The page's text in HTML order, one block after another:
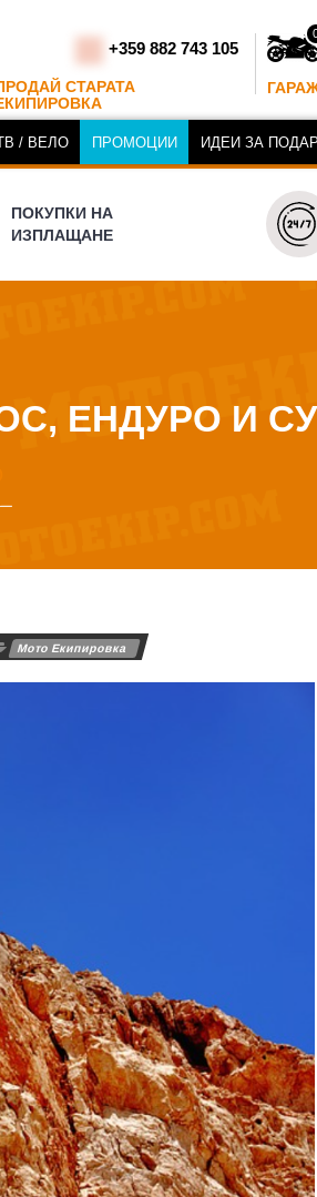
+359 882 743 105
СТАРАТА
/ ВЕЛО ПРОМОЦИИ ИДЕИ ЗА
ПОКУПКИ НА
ИЗПЛАЩАНЕ
ЕНДУРО И
Мото Екипировка